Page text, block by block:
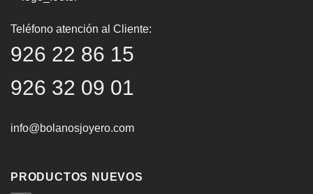
Teléfono atención al Cliente:
926 22 86 15
926 32 09 01
info@bolanosjoyero.com
PRODUCTOS NUEVOS